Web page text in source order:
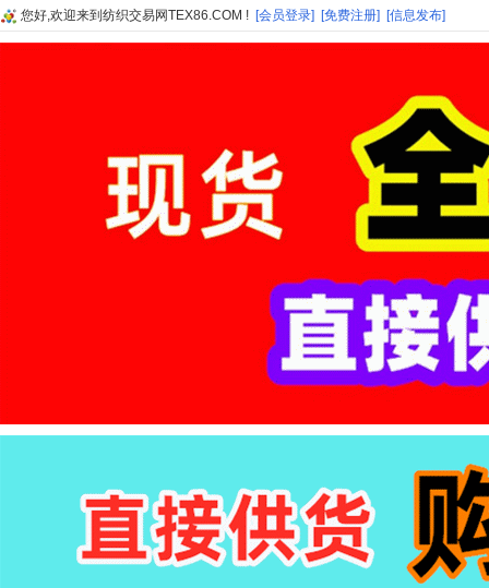
您好,欢迎来到纺织交易网TEX86.COM ! [会员登录] [免费注册] [信息发布]